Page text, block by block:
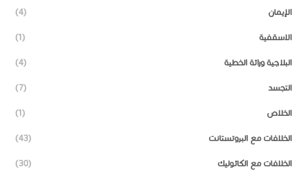
الإيمان (4)
الاسقفية (1)
البلاجية وراثة الخطية (4)
التجسد (7)
الخلاص (1)
الخلافات مع البروتستانت (43)
الخلافات مع الكاثوليك (30)